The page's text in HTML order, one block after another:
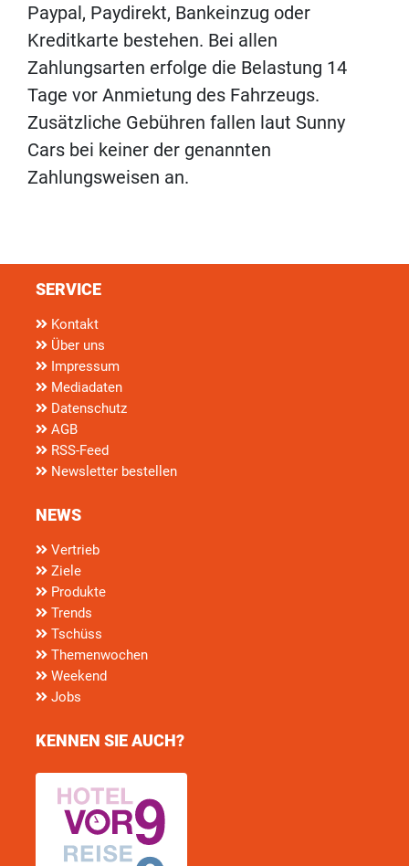
Paypal, Paydirekt, Bankeinzug oder
Kreditkarte bestehen. Bei allen
Zahlungsarten erfolge die Belastung 14
Tage vor Anmietung des Fahrzeugs.
Zusätzliche Gebühren fallen laut Sunny
Cars bei keiner der genannten
Zahlungsweisen an.
SERVICE
Kontakt
Über uns
Impressum
Mediadaten
Datenschutz
AGB
RSS-Feed
Newsletter bestellen
NEWS
Vertrieb
Ziele
Produkte
Trends
Tschüss
Themenwochen
Weekend
Jobs
KENNEN SIE AUCH?